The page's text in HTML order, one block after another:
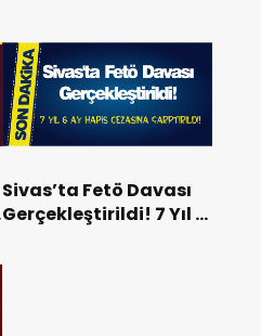
Sivas’ta Fetö Davası
Gerçekleştirildi! 7 Yıl 6